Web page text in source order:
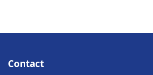
Contact